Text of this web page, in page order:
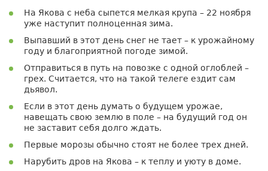
На Якова с неба сыпется мелкая крупа – 22 ноября
уже наступит полноценная зима.
Выпавший в этот день снег не тает – к урожайному
году и благоприятной погоде зимой.
Отправиться в путь на повозке с одной оглоблей –
грех. Считается, что на такой телеге ездит сам
дьявол.
Если в этот день думать о будущем урожае,
навещать свою землю в поле – на будущий год он
не заставит себя долго ждать.
Первые морозы обычно стоят не более трех дней.
Нарубить дров на Якова – к теплу и уюту в доме.